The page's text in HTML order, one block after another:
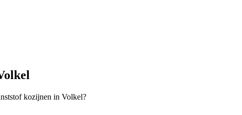
kozijnen in Volkel?